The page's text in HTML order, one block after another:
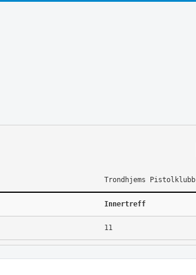
Trondhjems Pistolklubb
Innertreff
11